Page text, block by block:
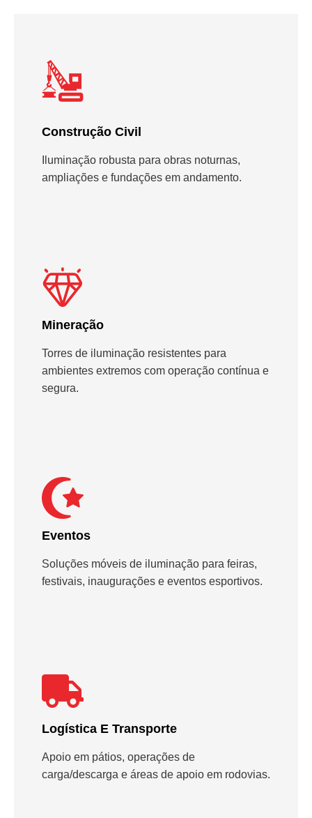
Construção Civil
Iluminação robusta para obras noturnas,
ampliações e fundações em andamento.
Mineração
Torres de iluminação resistentes para
ambientes extremos com operação contínua e
segura.
Eventos
Soluções móveis de iluminação para feiras,
festivais, inaugurações e eventos esportivos.
Logística E Transporte
Apoio em pátios, operações de
carga/descarga e áreas de apoio em rodovias.